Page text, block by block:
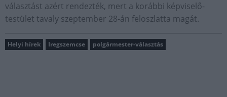
választást azért rendezték, mert a korábbi képviselő-
testület tavaly szeptember 28-án feloszlatta magát.
Helyi hírek Iregszemcse polgármester-választás